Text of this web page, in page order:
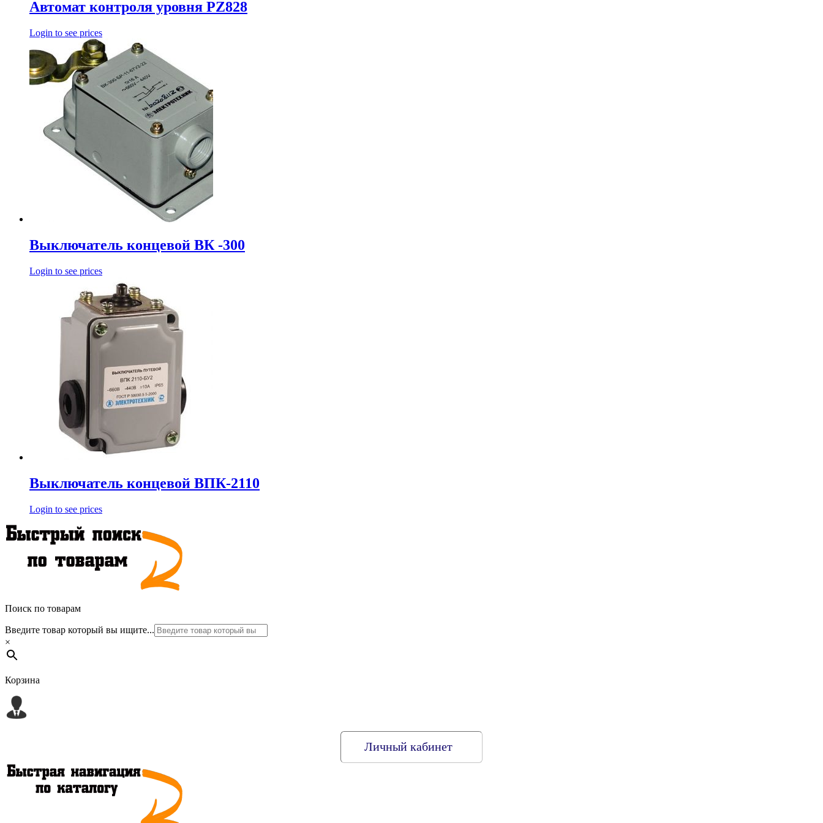
Автомат контроля уровня PZ828
Login to see prices
Выключатель концевой ВК -300
Login to see prices
Выключатель концевой ВПК-2110
Login to see prices
Поиск по товарам
Введите товар который вы ищите...
×
Корзина
Личный кабинет